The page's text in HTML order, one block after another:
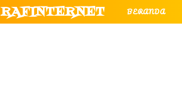
RAFINTERNET BERANDA